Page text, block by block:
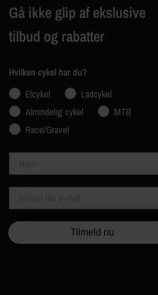
Gå ikke glip af ekslusive
tilbud og rabatter
Hvilken cykel har du?
Elcykel
Ladcykel
Almindelig cykel
MTB
Race/Gravel
Tilmeld nu